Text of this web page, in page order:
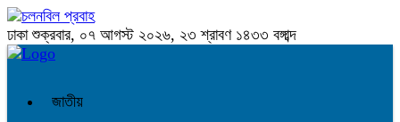
ঢাকাশুক্রবার, ০৭ আগস্ট ২০২৬, ২৩ শ্রাবণ ১৪৩৩ বঙ্গাব্দ
জাতীয়